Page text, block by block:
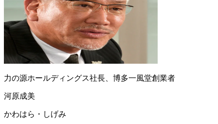
力の源ホールディングス社長、博多一風堂創業者
河原成美
かわはら・しげみ